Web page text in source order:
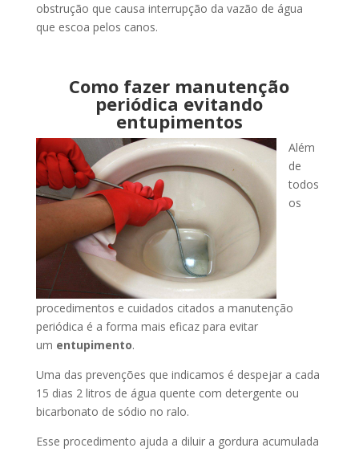
obstrução que causa interrupção da vazão de água
que escoa pelos canos.
Como fazer manutenção
periódica evitando
entupimentos
Além
de
todos
os
procedimentos e cuidados citados a manutenção
periódica é a forma mais eficaz para evitar
um entupimento.
Uma das prevenções que indicamos é despejar a cada
15 dias 2 litros de água quente com detergente ou
bicarbonato de sódio no ralo.
Esse procedimento ajuda a diluir a gordura acumulada